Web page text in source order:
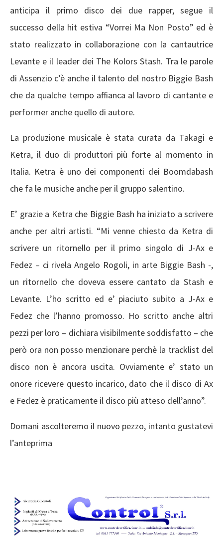
anticipa il primo disco dei due rapper, segue il
successo della hit estiva “Vorrei Ma Non Posto” ed è
stato realizzato in collaborazione con la cantautrice
Levante e il leader dei The Kolors Stash. Tra le parole
di Assenzio c’è anche il talento del nostro Biggie Bash
che da qualche tempo affianca al lavoro di cantante e
performer anche quello di autore.
La produzione musicale è stata curata da Takagi e
Ketra, il duo di produttori più forte al momento in
Italia. Ketra è uno dei componenti dei Boomdabash
che fa le musiche anche per il gruppo salentino.
E’ grazie a Ketra che Biggie Bash ha iniziato a scrivere
anche per altri artisti. “Mi venne chiesto da Ketra di
scrivere un ritornello per il primo singolo di J-Ax e
Fedez – ci rivela Angelo Rogoli, in arte Biggie Bash -,
un ritornello che doveva essere cantato da Stash e
Levante. L’ho scritto ed e’ piaciuto subito a J-Ax e
Fedez che l’hanno promosso. Ho scritto anche altri
pezzi per loro – dichiara visibilmente soddisfatto – che
però ora non posso menzionare perchè la tracklist del
disco non è ancora uscita. Ovviamente e’ stato un
onore ricevere questo incarico, dato che il disco di Ax
e Fedez è praticamente il disco più atteso dell’anno”.
Domani ascolteremo il nuovo pezzo, intanto gustatevi
l’anteprima